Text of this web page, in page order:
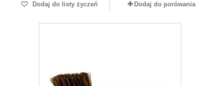
Dodaj do listy życzeń Dodaj do porówania